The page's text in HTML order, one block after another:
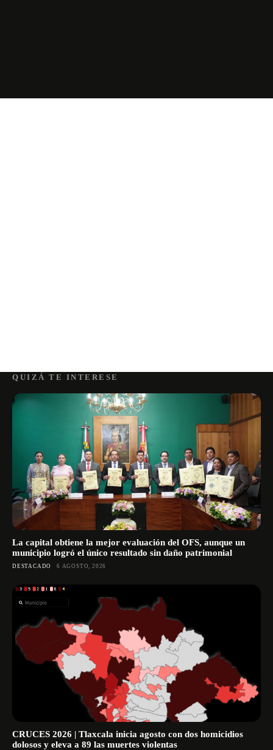
QUIZÁ TE INTERESE
La capital obtiene la mejor evaluación del OFS, aunque un
municipio logró el único resultado sin daño patrimonial
DESTACADO 6 AGOSTO, 2026
CRUCES 2026 | Tlaxcala inicia agosto con dos homicidios
dolosos y eleva a 89 las muertes violentas